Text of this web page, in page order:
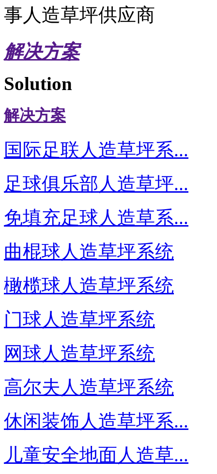
事人造草坪供应商
解决方案
Solution
解决方案
国际足联人造草坪系...
足球俱乐部人造草坪...
免填充足球人造草系...
曲棍球人造草坪系统
橄榄球人造草坪系统
门球人造草坪系统
网球人造草坪系统
高尔夫人造草坪系统
休闲装饰人造草坪系...
儿童安全地面人造草...